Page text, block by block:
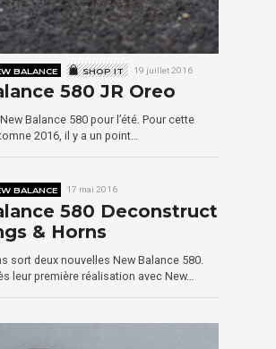
BALANCE SHOP IT 19 juillet 2016
580 JR Oreo
Balance 580 pour l’été. Pour cette
2016, il y a un point…
BALANCE 17 mai 2016
580 Deconstruct
& Horns
sort deux nouvelles New Balance 580.
leur première réalisation avec New…